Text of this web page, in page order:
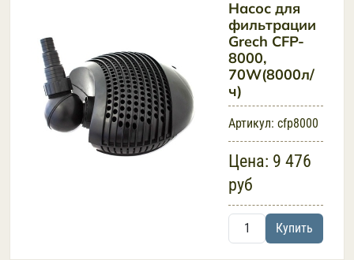
Насос для
фильтрации
Grech CFP-
8000,
70W(8000л/
ч)
Артикул: cfp8000
Цена: 9 476
руб
Купить